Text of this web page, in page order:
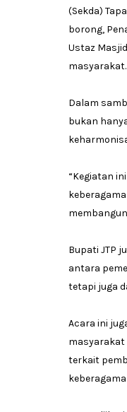
(Sekda)
borong,
Ustaz
masyarakat.
Dalam
bukan
“Kegiatan
Bupati JTP
antara
tetapi juga
Acara ini
masyarakat
terkait